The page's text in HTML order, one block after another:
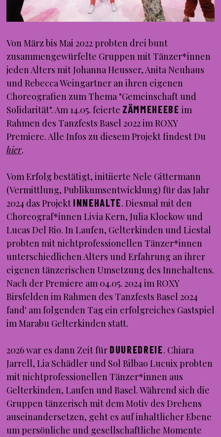
Von März bis Mai 2022 probten drei bunt
zusammengewürfelte Gruppen mit Tänzer*innen
jeden Alters mit Johanna Heusser, Anita Neuhaus
und Rebecca Weingartner an ihren eigenen
Choreografien zum Thema "Gemeinschaft und
Solidarität". Am 14.05. feierte ZÄMMEHEEBE im
Rahmen des Tanzfests Basel 2022 im ROXY
Premiere. Alle Infos zu diesem Projekt findest Du
hier.
Vom Erfolg bestätigt, initiierte Nele Gittermann
(Vermittlung, Publikumsentwicklung) für das Jahr
2024 das Projekt INNEHALTE. Diesmal mit den
Choreograf*innen Livia Kern, Julia Klockow und
Lucas Del Rio. In Laufen, Gelterkinden und Liestal
probten mit nichtprofessionellen Tänzer*innen
unterschiedlichen Alters und Erfahrung an ihrer
eigenen tänzerischen Umsetzung des Innehaltens.
Nach der Premiere am 04.05. 2024 im ROXY
Birsfelden im Rahmen des Tanzfests Basel 2024
fand' am folgenden Tag ein erfolgreiches Gastspiel
im Marabu Gelterkinden statt.
2026 war es dann Zeit für DUUREDREIE. Chiara
Jarrell, Lia Schädler und Sol Bilbao Lucuix probten
mit nichtprofessionellen Tänzer*innen aus
Gelterkinden, Laufen und Basel. Während sich die
Gruppen tänzerisch mit dem Motiv des Drehens
auseinandersetzen, geht es auf inhaltlicher Ebene
um persönliche und gesellschaftliche Momente